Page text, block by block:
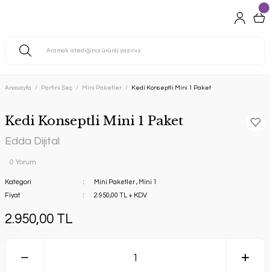
Anasayfa Partini Seç Mini Paketler Kedi Konseptli Mini 1 Paket
Kedi Konseptli Mini 1 Paket
Edda Dijital
0 Yorum
Kategori Mini Paketler , Mini 1
Fiyat
2.950,00 TL + KDV
2.950,00 TL